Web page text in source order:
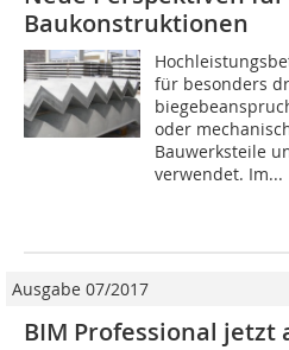
Baukonstruktionen
für besonders
oder
Bauwerksteile
verwendet. Im...
Ausgabe 07/2017
BIM Professional jetzt